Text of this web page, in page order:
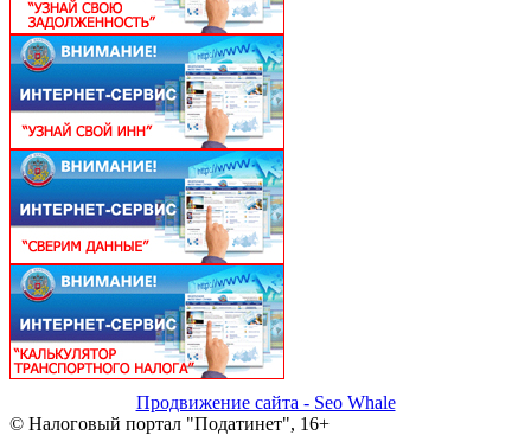
Продвижение сайта - Seo Whale
© Налоговый портал "Податинет", 16+